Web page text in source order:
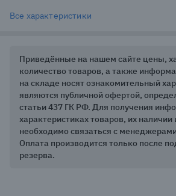
Все характеристики
Приведённые на нашем сайте цены,
количество товаров, а также
на складе носят ознакомительный
являются публичной офертой,
статьи 437 ГК РФ. Для получения
характеристиках товаров, их наличии
необходимо связаться с
Оплата производится только после
резерва.